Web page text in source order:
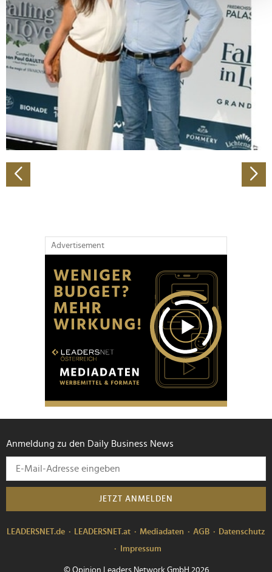
verarbeitet werden, und legen Sie Ihre Präferenzen im
Abschnitt Einzelheiten
fest.
Wir verwenden Cookies, um Inhalte und Anzeigen zu
personalisieren, Funktionen für soziale Medien anbieten
zu können und die Zugriffe auf unsere Website zu
analysieren. Außerdem geben wir Informationen zu Ihrer
Verwendung unserer Website an unsere Partner für
soziale Medien, Werbung und Analysen weiter. Unsere
Partner führen diese Informationen möglicherweise mit
haben oder die sie im Rahmen Ihrer Nutzung der Dienste
gesammelt haben.
Advertisement
Anmeldung zu den Daily Business News
JETZT ANMELDEN
LEADERSNET.de LEADERSNET.at Mediadaten AGB
Datenschutz
Impressum